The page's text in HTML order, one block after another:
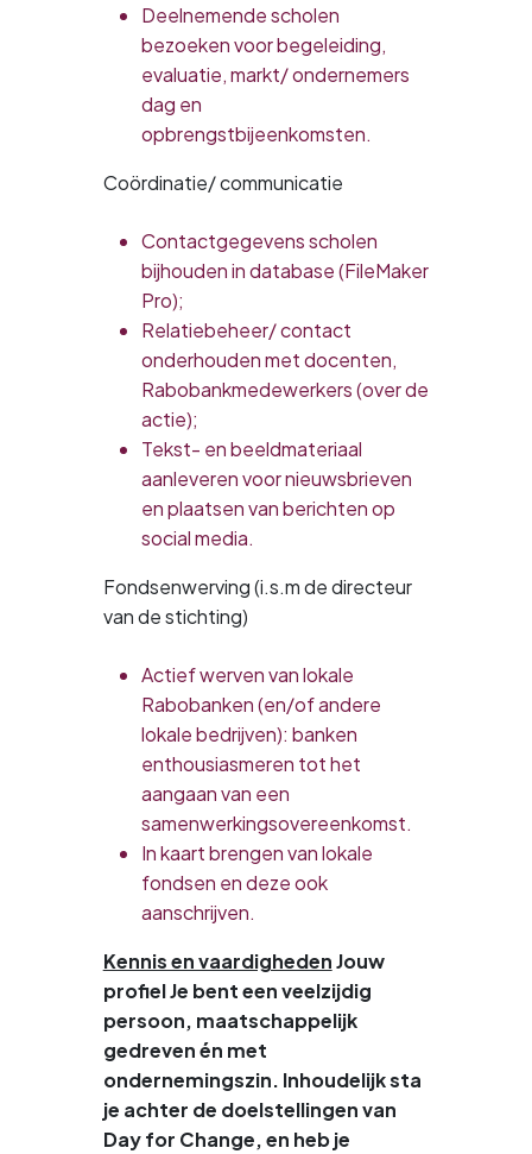
Deelnemende scholen
bezoeken voor begeleiding,
evaluatie, markt/ ondernemers
dag en
opbrengstbijeenkomsten.
Coördinatie/ communicatie
Contactgegevens scholen
bijhouden in database (FileMaker
Pro);
Relatiebeheer/ contact
onderhouden met docenten,
Rabobankmedewerkers (over de
actie);
Tekst- en beeldmateriaal
aanleveren voor nieuwsbrieven
en plaatsen van berichten op
social media.
Fondsenwerving (i.s.m de directeur
van de stichting)
Actief werven van lokale
Rabobanken (en/of andere
lokale bedrijven): banken
enthousiasmeren tot het
aangaan van een
samenwerkingsovereenkomst.
In kaart brengen van lokale
fondsen en deze ook
aanschrijven.
Kennis en vaardighedenJouw
profielJe bent een veelzijdig
persoon, maatschappelijk
gedreven én met
ondernemingszin. Inhoudelijk sta
je achter de doelstellingen van
Day for Change, en heb je